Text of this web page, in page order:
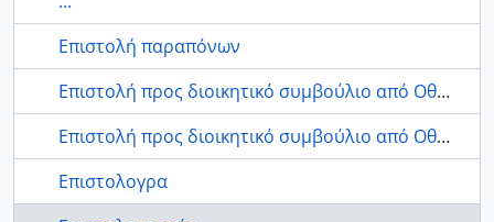
Επιστολή παραπόνων
Επιστολή προς διοικητικό συμβούλιο από Οθωμανικές Αρχές -- 1904
Επιστολή προς διοικητικό συμβούλιο από Οθωμανική ηγεσία -- 1900-1904
Επιστολογρα